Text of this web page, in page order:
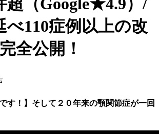
べ110症例以上の改
全公開！
す！】そして２０年来の顎関節症が一回